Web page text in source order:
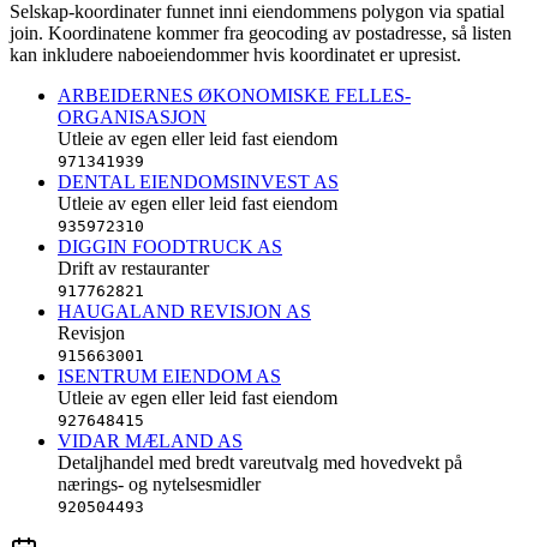
Selskap-koordinater funnet inni eiendommens polygon via spatial
join. Koordinatene kommer fra geocoding av postadresse, så listen
kan inkludere naboeiendommer hvis koordinatet er upresist.
ARBEIDERNES ØKONOMISKE FELLES-
ORGANISASJON
Utleie av egen eller leid fast eiendom
971341939
DENTAL EIENDOMSINVEST AS
Utleie av egen eller leid fast eiendom
935972310
DIGGIN FOODTRUCK AS
Drift av restauranter
917762821
HAUGALAND REVISJON AS
Revisjon
915663001
ISENTRUM EIENDOM AS
Utleie av egen eller leid fast eiendom
927648415
VIDAR MÆLAND AS
Detaljhandel med bredt vareutvalg med hovedvekt på
nærings- og nytelsesmidler
920504493